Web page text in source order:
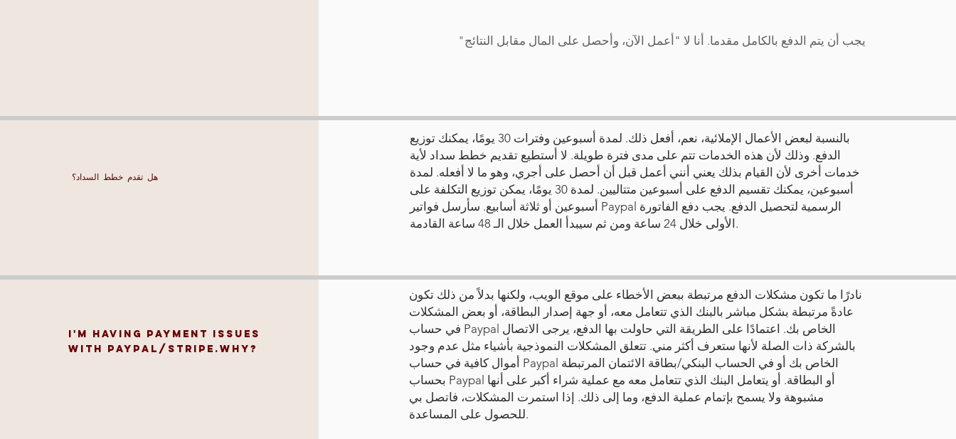
يجب أن يتم الدفع بالكامل مقدما. أنا لا "أعمل الآن، وأحصل على المال مقابل النتائج"
هل تقدم خطط السداد؟
بالنسبة لبعض الأعمال الإملائية، نعم، أفعل ذلك. لمدة أسبوعين وفترات 30 يومًا، يمكنك توزيع
الدفع. وذلك لأن هذه الخدمات تتم على مدى فترة طويلة. لا أستطيع تقديم خطط سداد لأية
خدمات أخرى لأن القيام بذلك يعني أنني أعمل قبل أن أحصل على أجري، وهو ما لا أفعله. لمدة
أسبوعين، يمكنك تقسيم الدفع على أسبوعين متتاليين. لمدة 30 يومًا، يمكن توزيع التكلفة على
أسبوعين أو ثلاثة أسابيع. سأرسل فواتير Paypal الرسمية لتحصيل الدفع. يجب دفع الفاتورة
الأولى خلال 24 ساعة ومن ثم سيبدأ العمل خلال الـ 48 ساعة القادمة.
I'm having payment issues
with paypal/STRIPE.Why?
نادرًا ما تكون مشكلات الدفع مرتبطة ببعض الأخطاء على موقع الويب، ولكنها بدلاً من ذلك تكون
عادةً مرتبطة بشكل مباشر بالبنك الذي تتعامل معه، أو جهة إصدار البطاقة، أو بعض المشكلات
في حساب Paypal الخاص بك. اعتمادًا على الطريقة التي حاولت بها الدفع، يرجى الاتصال
بالشركة ذات الصلة لأنها ستعرف أكثر مني. تتعلق المشكلات النموذجية بأشياء مثل عدم وجود
أموال كافية في حساب Paypal الخاص بك أو في الحساب البنكي/بطاقة الائتمان المرتبطة
بحساب Paypal أو البطاقة. أو يتعامل البنك الذي تتعامل معه مع عملية شراء أكبر على أنها
مشبوهة ولا يسمح بإتمام عملية الدفع، وما إلى ذلك. إذا استمرت المشكلات، فاتصل بي
للحصول على المساعدة.